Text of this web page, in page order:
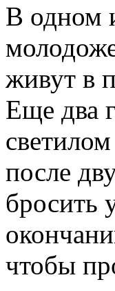
В одном
живут в
Еще два
после
бросить
чтобы